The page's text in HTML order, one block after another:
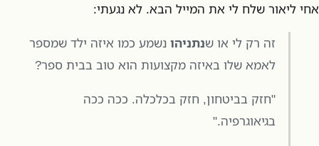
אחי ליאור שלח לי את המייל הבא. לא נגעתי:
זה רק לי או שנתניהונשמע כמו איזה ילד שמספר
לאמא שלו באיזה מקצועות הוא טוב בבית ספר?
"חזק בביטחון, חזק בכלכלה. ככה ככה
בגיאוגרפיה."